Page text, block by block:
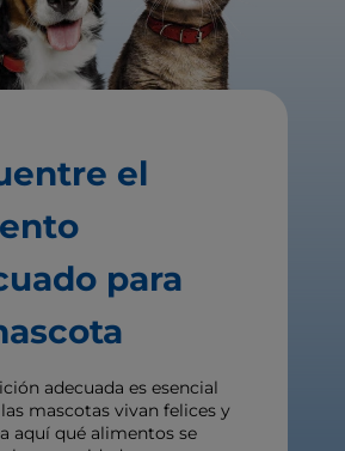
el
para
adecuada es esencial
mascotas vivan felices y
aquí qué alimentos se